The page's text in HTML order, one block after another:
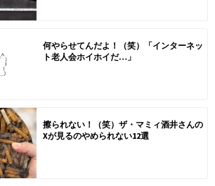
何やらせてんだよ！（笑）「インターネッ
ト老人会ホイホイだ…」
擦られない！（笑）ザ・マミィ酒井さんの
Xが見るのやめられない12選